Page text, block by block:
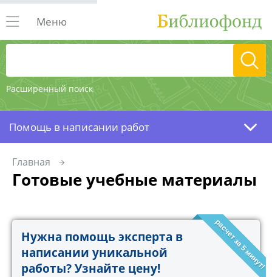
Расширенный поиск
Меню
Помощь в написании работ
Главная
Готовые учебные материалы
расчет за 5 минут!
Нужна помощь эксперта в
написании уникальной
работы? Узнайте цену!